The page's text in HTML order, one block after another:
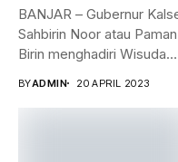
BANJAR – Gubernur
Sahbirin Noor atau Paman
Birin menghadiri Wisuda
BYADMIN 20 APRIL 2023